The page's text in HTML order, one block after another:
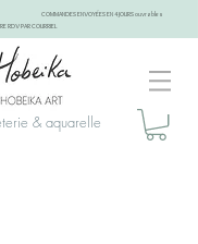
COMMANDES ENVOYÉES EN 4 JOURS ouvrables
RDV PAR COURRIEL
& aquarelle